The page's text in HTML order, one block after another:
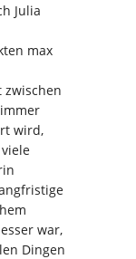
Julia
max
zwischen
wird,
war,
Dingen